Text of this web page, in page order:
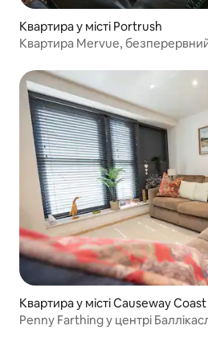
Квартира у місті Portrush
Квартира Mervue,
Квартира у місті Causeway
Penny Farthing у центрі